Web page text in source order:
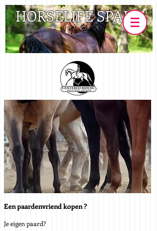
HORSELIFE SPAIN
Een paardenvriend kopen ?
Je eigen paard?